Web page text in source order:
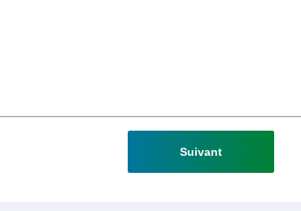
Suivant